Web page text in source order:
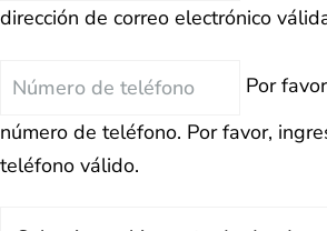
dirección de correo electrónico
Teléfono
Por
número de teléfono. Por favor,
teléfono válido.